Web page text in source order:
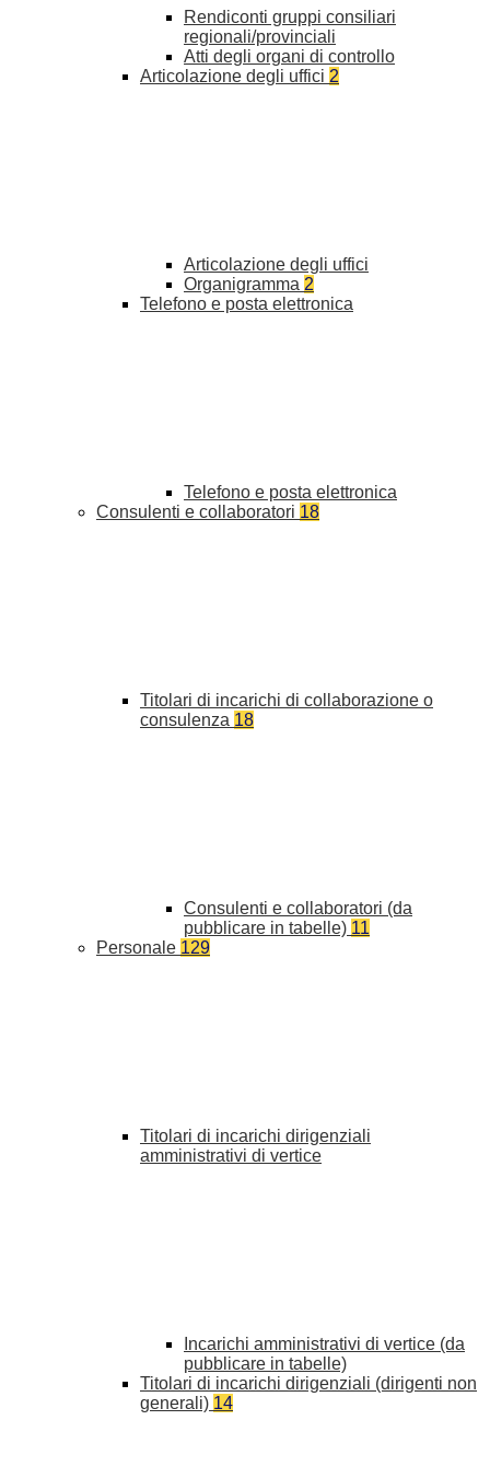
Rendiconti gruppi consiliari
regionali/provinciali
Atti degli organi di controllo
Articolazione degli uffici 2
Articolazione degli uffici
Organigramma 2
Telefono e posta elettronica
Telefono e posta elettronica
Consulenti e collaboratori 18
Titolari di incarichi di collaborazione o
consulenza 18
Consulenti e collaboratori (da
pubblicare in tabelle) 11
Personale 129
Titolari di incarichi dirigenziali
amministrativi di vertice
Incarichi amministrativi di vertice (da
pubblicare in tabelle)
Titolari di incarichi dirigenziali (dirigenti non
generali) 14